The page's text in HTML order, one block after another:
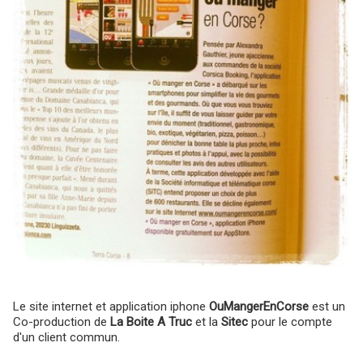
Le site internet et application iphone OuMangerEnCorse est un
Co-production de La Boite A Truc et la Sitec pour le compte
d'un client commun.